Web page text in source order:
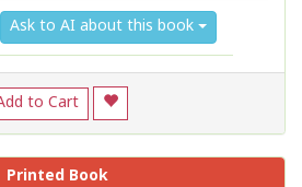
Ask to AI about this book
to Cart
Printed Book